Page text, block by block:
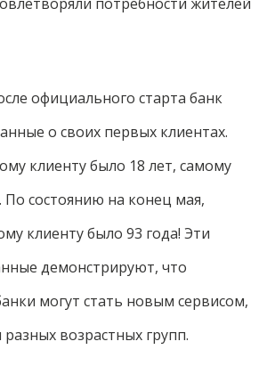
официального старта банк
о своих первых клиентах.
клиенту было 18 лет, самому
По состоянию на конец мая,
клиенту было 93 года! Эти
демонстрируют, что
могут стать новым сервисом,
возрастных групп.